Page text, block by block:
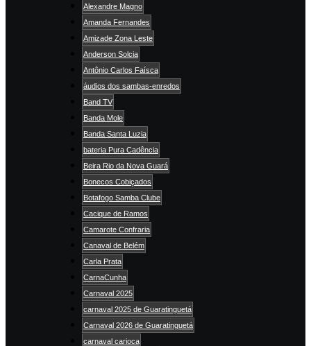
Alexandre Magno
Amanda Fernandes
Amizade Zona Leste
Anderson Solcia
Antônio Carlos Faísca
áudios dos sambas-enredos
Band TV
Banda Mole
Banda Santa Luzia
bateria Pura Cadência
Beira Rio da Nova Guará
Bonecos Cobiçados
Botafogo Samba Clube
Cacique de Ramos
Camarote Confraria
Canaval de Belém
Carla Prata
CarnaCunha
Carnaval 2025
carnaval 2025 de Guaratinguetá
Carnaval 2026 de Guaratinguetá
carnaval carioca